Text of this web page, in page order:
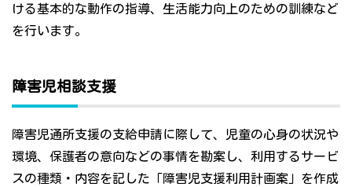
ける基本的な動作の指導、生活能力向上のための訓練など
を行います。
障害児相談支援
障害児通所支援の支給申請に際して、児童の心身の状況や
環境、保護者の意向などの事情を勘案し、利用するサービ
スの種類・内容を記した「障害児支援利用計画案」を作成